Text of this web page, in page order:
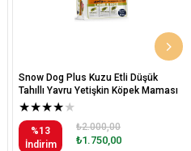
Snow Dog Plus Kuzu Etli Düşük
Tahıllı Yavru Yetişkin Köpek Maması
12 Kg
★★★★★
%13
İndirim
₺1.750,00
₺2.000,00